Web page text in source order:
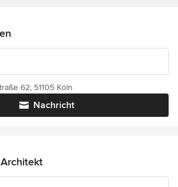
Nachricht
62, 51105 Köln